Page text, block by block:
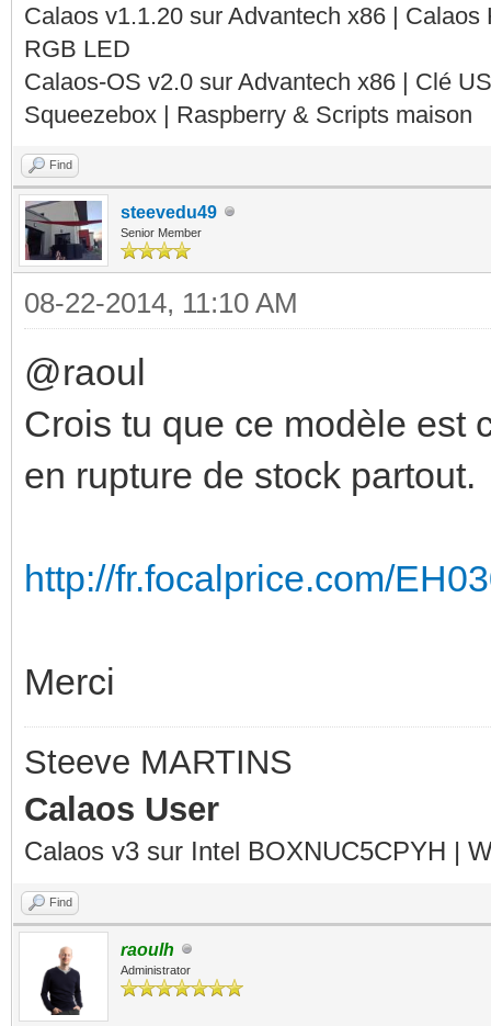
Calaos v1.1.20 sur Advantech x86 |
RGB LED
Calaos-OS v2.0 sur Advantech x86 | Clé
Squeezebox | Raspberry & Scripts maison
Find
steevedu49
Senior Member
08-22-2014, 11:10 AM
@raoul
Crois tu que ce modèle est
en rupture de stock partout.
http://fr.focalprice.com/
Merci
Steeve MARTINS
Calaos User
Calaos v3 sur Intel BOXNUC5CPYH |
Find
raoulh
Administrator